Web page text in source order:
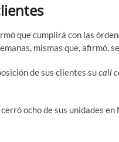
que cumplirá con las
mismas que, afirmó,
de sus clientes sucall
cerró ocho de sus unidades